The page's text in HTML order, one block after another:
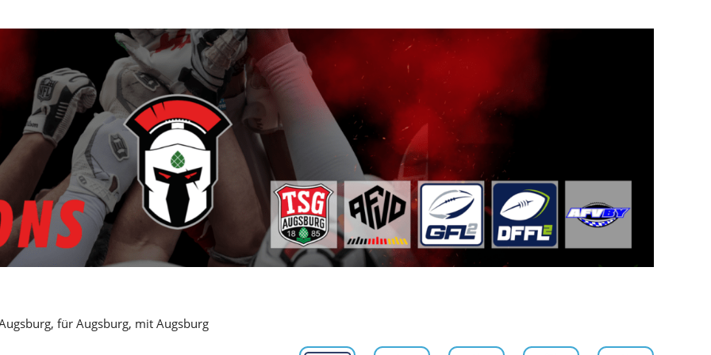
für Augsburg, mit Augsburg